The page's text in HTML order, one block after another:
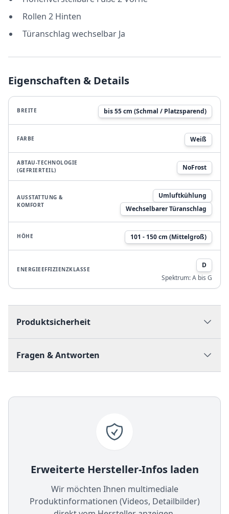
Rollen 2 Hinten
Türanschlag wechselbar Ja
Eigenschaften & Details
BREITE bis 55 cm (Schmal / Platzsparend)
FARBE Weiß
ABTAU-TECHNOLOGIE
(GEFRIERTEIL)
NoFrost
AUSSTATTUNG &
KOMFORT
Umluftkühlung
Wechselbarer Türanschlag
HÖHE 101 - 150 cm (Mittelgroß)
ENERGIEEFFIZIENZKLASSE
D
Spektrum:A bis G
Produktsicherheit
Fragen & Antworten
Erweiterte Hersteller-Infos laden
Wir möchten Ihnen multimediale
Produktinformationen (Videos, Detailbilder)